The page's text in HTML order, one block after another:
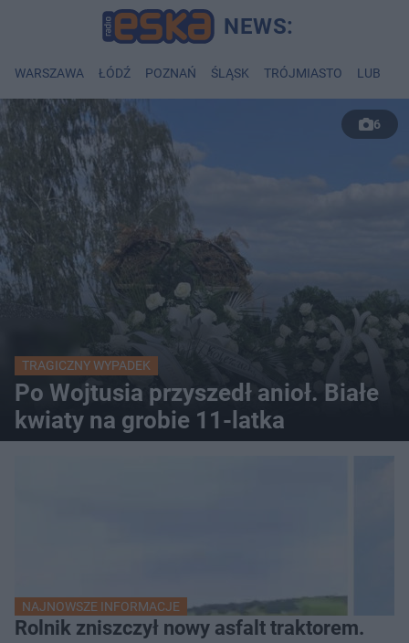
WARSZAWA ŁÓDŹ POZNAŃ ŚLĄSK TRÓJMIASTO LUBLIN
6
TRAGICZNY WYPADEK
Po Wojtusia przyszedł anioł. Białe
kwiaty na grobie 11-latka
NAJNOWSZE INFORMACJE
Rolnik zniszczył nowy asfalt traktorem.